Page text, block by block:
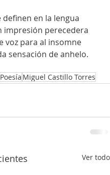
definen en la lengua
impresión perecedera
voz para al insomne
sensación de anhelo.
Poesía Miguel Castillo Torres
Ver todo